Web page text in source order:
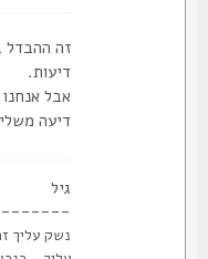
זה ההבדל בין
דיעות.
אבל אנחנו
דיעה משלי...
-------
נשק עליך זה